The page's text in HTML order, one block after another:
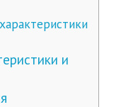
и